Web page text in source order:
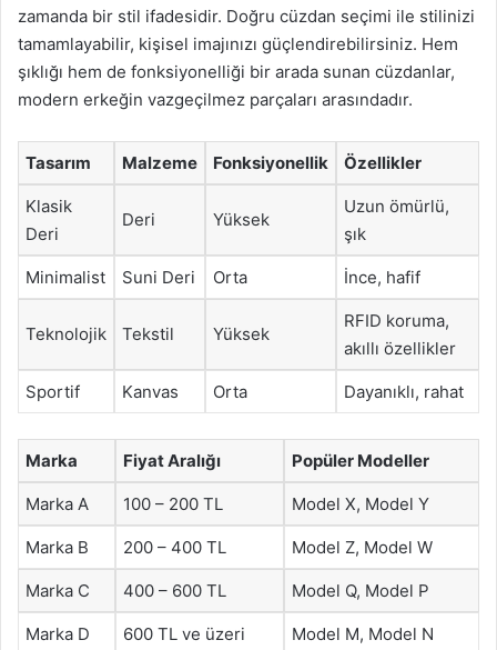
zamanda bir stil ifadesidir. Doğru cüzdan seçimi ile stilinizi
tamamlayabilir, kişisel imajınızı güçlendirebilirsiniz. Hem
şıklığı hem de fonksiyonelliği bir arada sunan cüzdanlar,
modern erkeğin vazgeçilmez parçaları arasındadır.
Tasarım Malzeme Fonksiyonellik Özellikler
Klasik
Deri
Deri Yüksek
Uzun ömürlü,
şık
Minimalist Suni Deri Orta İnce, hafif
Teknolojik Tekstil Yüksek
RFID koruma,
akıllı özellikler
Sportif Kanvas Orta Dayanıklı, rahat
Marka Fiyat Aralığı Popüler Modeller
Marka A 100 – 200 TL Model X, Model Y
Marka B 200 – 400 TL Model Z, Model W
Marka C 400 – 600 TL Model Q, Model P
Marka D 600 TL ve üzeri Model M, Model N